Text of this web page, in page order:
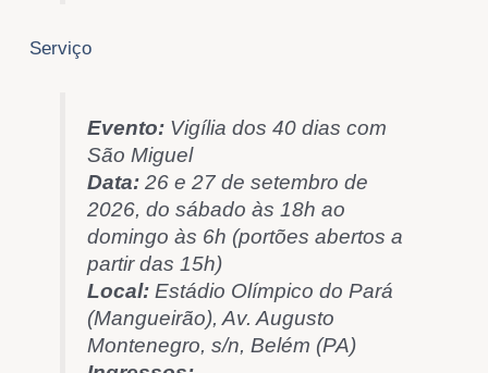
Serviço
Evento:Vigília dos 40 dias com
São Miguel
Data:26 e 27 de setembro de
2026, do sábado às 18h ao
domingo às 6h (portões abertos a
partir das 15h)
Local:Estádio Olímpico do Pará
(Mangueirão), Av. Augusto
Montenegro, s/n, Belém (PA)